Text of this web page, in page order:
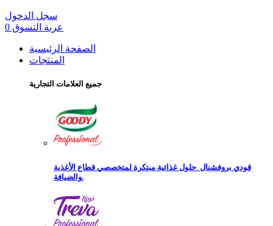
سجل الدخول
عربة التسوق 0
الصفحة الرئيسية
المنتجات
جميع العلامات التجارية
قودي بروفشنال حلول غذائية مبتكرة لمتخصصي قطاع الأغذية
والضيافة.